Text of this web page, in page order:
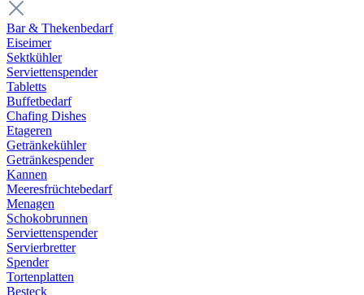
Bar & Thekenbedarf
Eiseimer
Sektkühler
Serviettenspender
Tabletts
Buffetbedarf
Chafing Dishes
Etageren
Getränkekühler
Getränkespender
Kannen
Meeresfrüchtebedarf
Menagen
Schokobrunnen
Serviettenspender
Servierbretter
Spender
Tortenplatten
Besteck